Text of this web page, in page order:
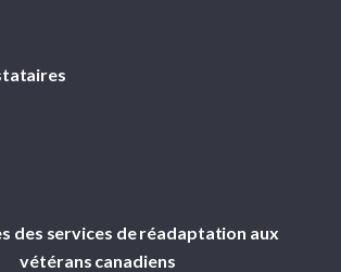
des services de réadaptation aux
vétérans canadiens